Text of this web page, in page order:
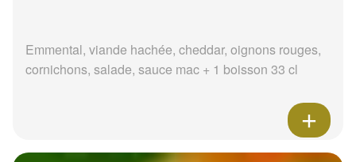
Emmental, viande hachée, cheddar, oignons rouges,
cornichons, salade, sauce mac + 1 boisson 33 cl